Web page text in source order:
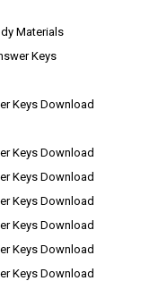
Materials
Keys
Keys Download
Keys Download
Keys Download
Keys Download
Keys Download
Keys Download
Keys Download